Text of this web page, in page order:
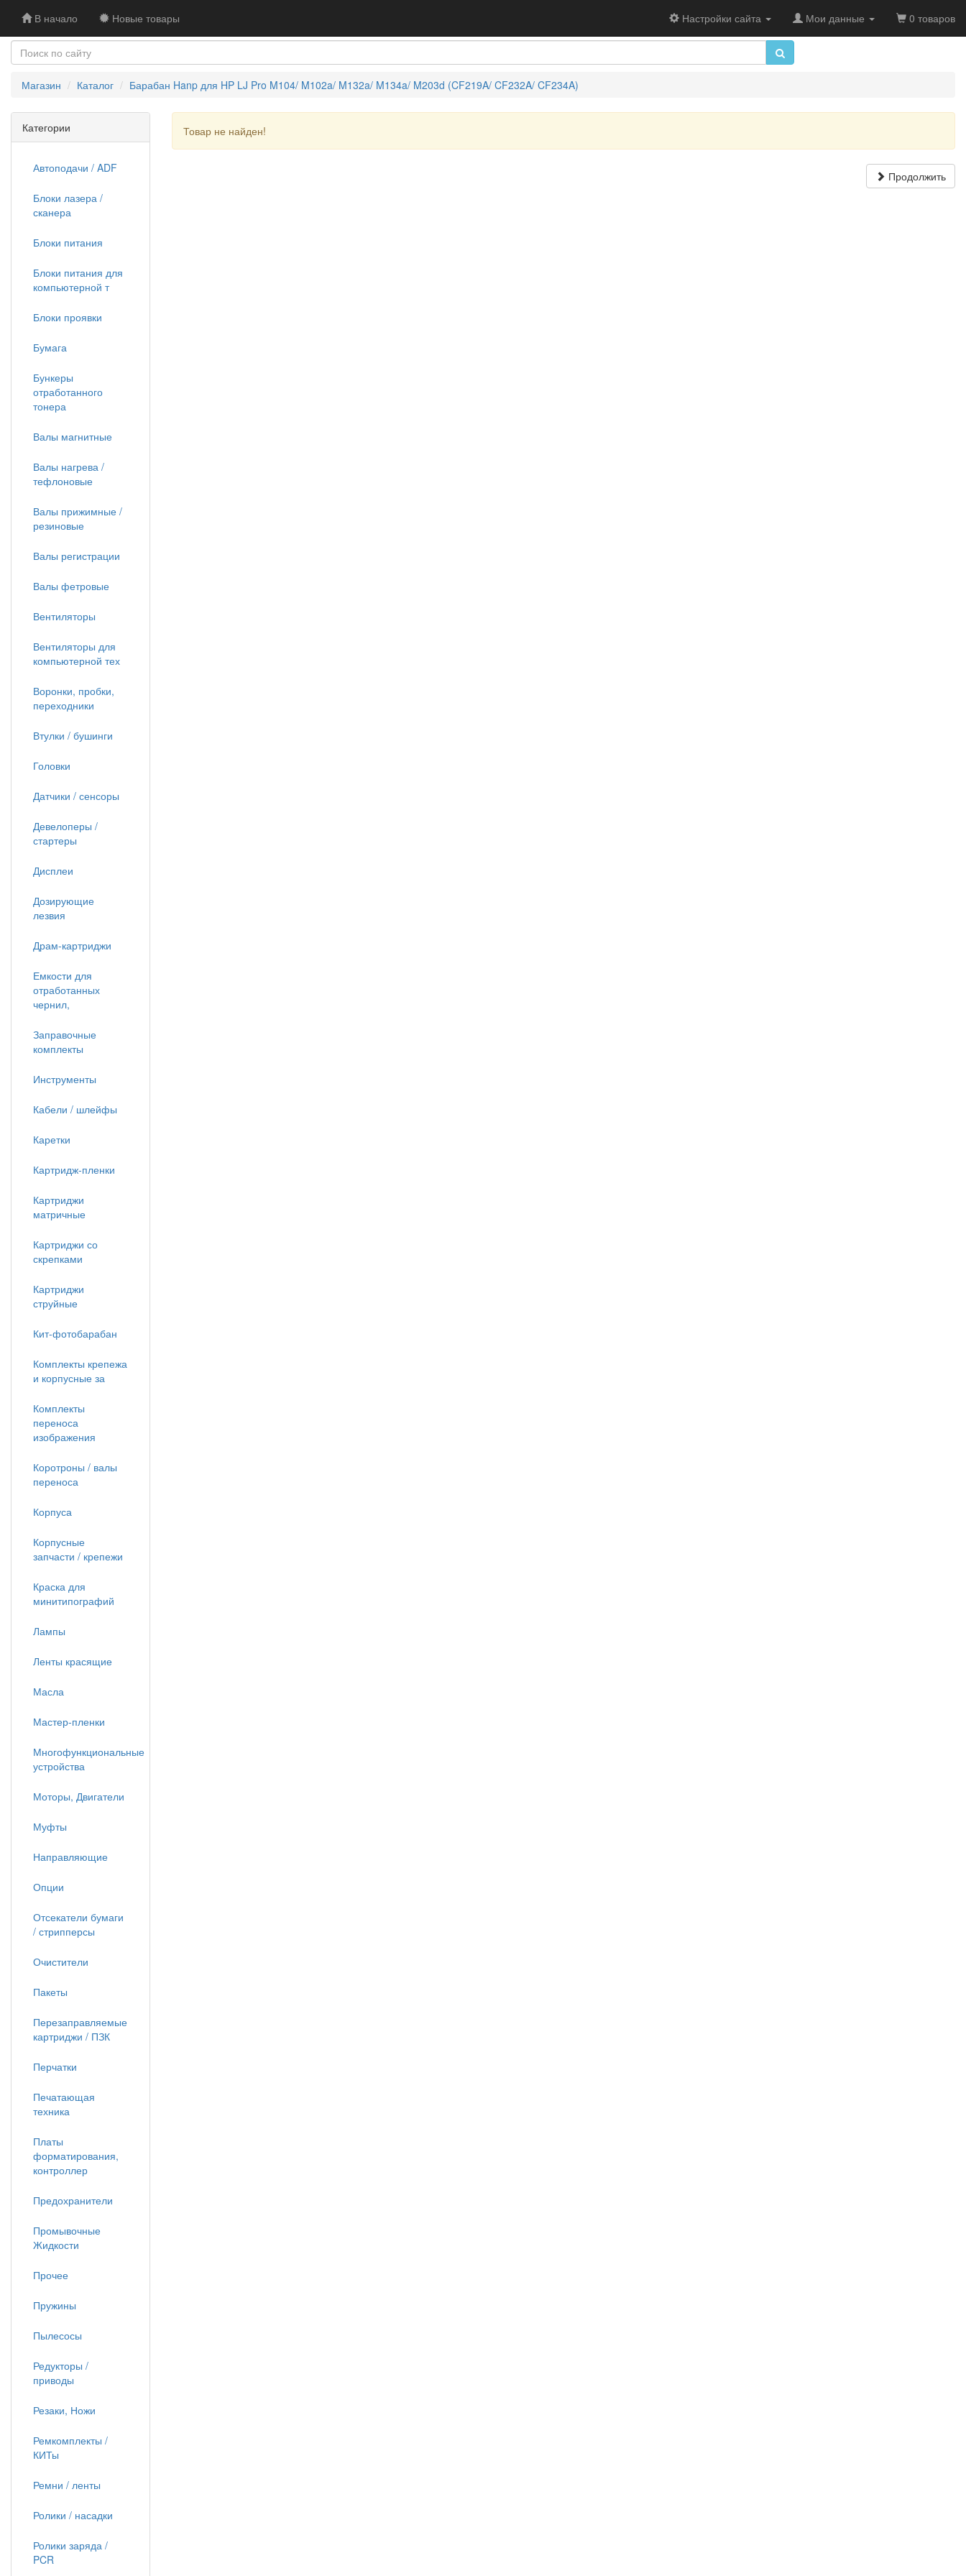
В начало Новые товары Настройки сайта Мои данные 0 товаров
Магазин Каталог Барабан Hanp для HP LJ Pro M104/ M102a/ M132a/ M134a/ M203d (CF219A/ CF232A/ CF234A)
Товар не найден!
Продолжить
Категории
Автоподачи / ADF
Блоки лазера /
сканера
Блоки питания
Блоки питания для
компьютерной т
Блоки проявки
Бумага
Бункеры
отработанного
тонера
Валы магнитные
Валы нагрева /
тефлоновые
Валы прижимные /
резиновые
Валы регистрации
Валы фетровые
Вентиляторы
Вентиляторы для
компьютерной тех
Воронки, пробки,
переходники
Втулки / бушинги
Головки
Датчики / сенсоры
Девелоперы /
стартеры
Дисплеи
Дозирующие
лезвия
Драм-картриджи
Емкости для
отработанных
чернил,
Заправочные
комплекты
Инструменты
Кабели / шлейфы
Каретки
Картридж-пленки
Картриджи
матричные
Картриджи со
скрепками
Картриджи
струйные
Кит-фотобарабан
Комплекты крепежа
и корпусные за
Комплекты
переноса
изображения
Коротроны / валы
переноса
Корпуса
Корпусные
запчасти / крепежи
Краска для
минитипографий
Лампы
Ленты красящие
Масла
Мастер-пленки
Многофункциональные
устройства
Моторы, Двигатели
Муфты
Направляющие
Опции
Отсекатели бумаги
/ стрипперсы
Очистители
Пакеты
Перезаправляемые
картриджи / ПЗК
Перчатки
Печатающая
техника
Платы
форматирования,
контроллер
Предохранители
Промывочные
Жидкости
Прочее
Пружины
Пылесосы
Редукторы /
приводы
Резаки, Ножи
Ремкомплекты /
КИТы
Ремни / ленты
Ролики / насадки
Ролики заряда /
PCR